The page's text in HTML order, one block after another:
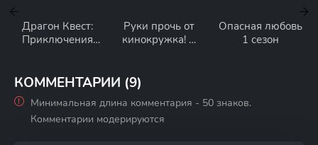
Драгон Квест:
Приключения
Руки прочь от
кинокружка! 1
Опасная любовь
1 сезон
КОММЕНТАРИИ (9)
Минимальная длина комментария - 50 знаков.
Комментарии модерируются